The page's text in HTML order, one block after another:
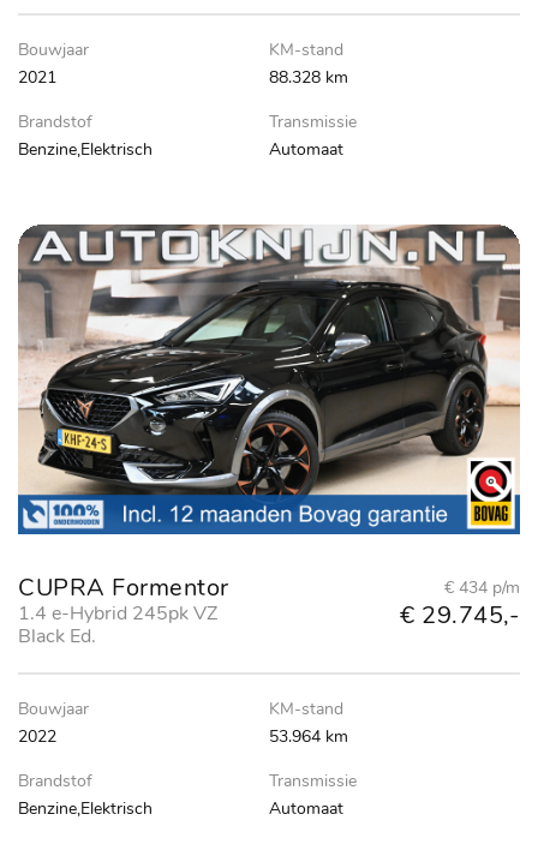
Bouwjaar
2021
KM-stand
88.328 km
Brandstof
Benzine,Elektrisch
Transmissie
Automaat
CUPRA Formentor
1.4 e-Hybrid 245pk VZ
Black Ed.
€ 434 p/m
€ 29.745,-
Bouwjaar
2022
KM-stand
53.964 km
Brandstof
Benzine,Elektrisch
Transmissie
Automaat